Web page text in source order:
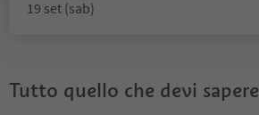
19 set (sab)
Tutto quello che devi sapere